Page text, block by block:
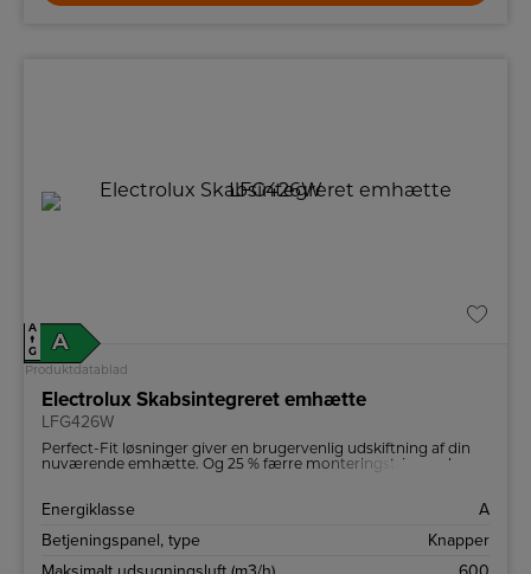
A
↑
G
A
Produktdatablad
Electrolux Skabsintegreret emhætte
LFG426W
Perfect-Fit løsninger giver en brugervenlig udskiftning af din
nuværende emhætte. Og 25 % færre monteringstrin med
Energiklasse
A
Betjeningspanel, type
Knapper